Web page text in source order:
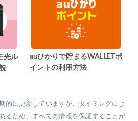
光ル
auひかりで貯まるWALLETポ
イントの利用方法
的に更新していますが、タイミングによ
るため、すべての情報を保証することが